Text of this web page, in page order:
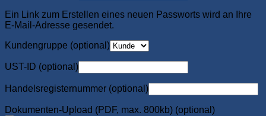
Ein Link zum Erstellen eines neuen Passworts wird an Ihre
E-Mail-Adresse gesendet.
Kundengruppe (optional)
UST-ID (optional)
Handelsregisternummer (optional)
Dokumenten-Upload (PDF, max. 800kb) (optional)